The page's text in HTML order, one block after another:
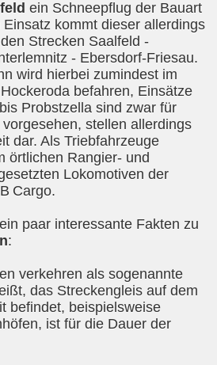
ein Schneepflug der Bauart
kommt dieser allerdings
Strecken Saalfeld -
- Ebersdorf-Friesau.
wird hierbei zumindest im
befahren, Einsätze
Probstzella sind zwar für
stellen allerdings
dar. Als Triebfahrzeuge
örtlichen Rangier- und
Lokomotiven der
Cargo.
paar interessante Fakten zu
:
verkehren als sogenannte
das Streckengleis auf dem
befindet, beispielsweise
ist für die Dauer der